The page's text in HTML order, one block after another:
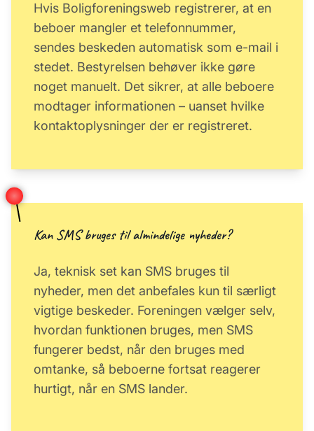
Hvis Boligforeningsweb registrerer, at en
beboer mangler et telefonnummer,
sendes beskeden automatisk som e-mail i
stedet. Bestyrelsen behøver ikke gøre
noget manuelt. Det sikrer, at alle beboere
modtager informationen – uanset hvilke
kontaktoplysninger der er registreret.
Kan SMS bruges til almindelige nyheder?
Ja, teknisk set kan SMS bruges til
nyheder, men det anbefales kun til særligt
vigtige beskeder. Foreningen vælger selv,
hvordan funktionen bruges, men SMS
fungerer bedst, når den bruges med
omtanke, så beboerne fortsat reagerer
hurtigt, når en SMS lander.